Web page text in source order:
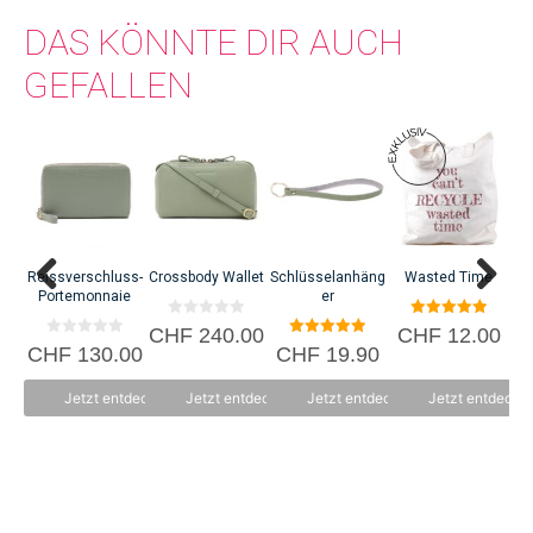
DAS KÖNNTE DIR AUCH
GEFALLEN
Reissverschluss-
Portemonnaie
0
v
CHF130.00
Jetzt entdecken
Crossbody Wallet
0
v
CHF240.00
Jetzt entdecken
Schlüsselanhäng
er
5.00
von 5
CHF19.90
Jetzt entdecken
Wasted Time
5.00
von 5
CHF12.00
Jetzt